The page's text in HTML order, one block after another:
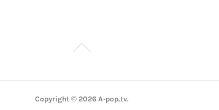
Copyright © 2026 A-pop.tv.